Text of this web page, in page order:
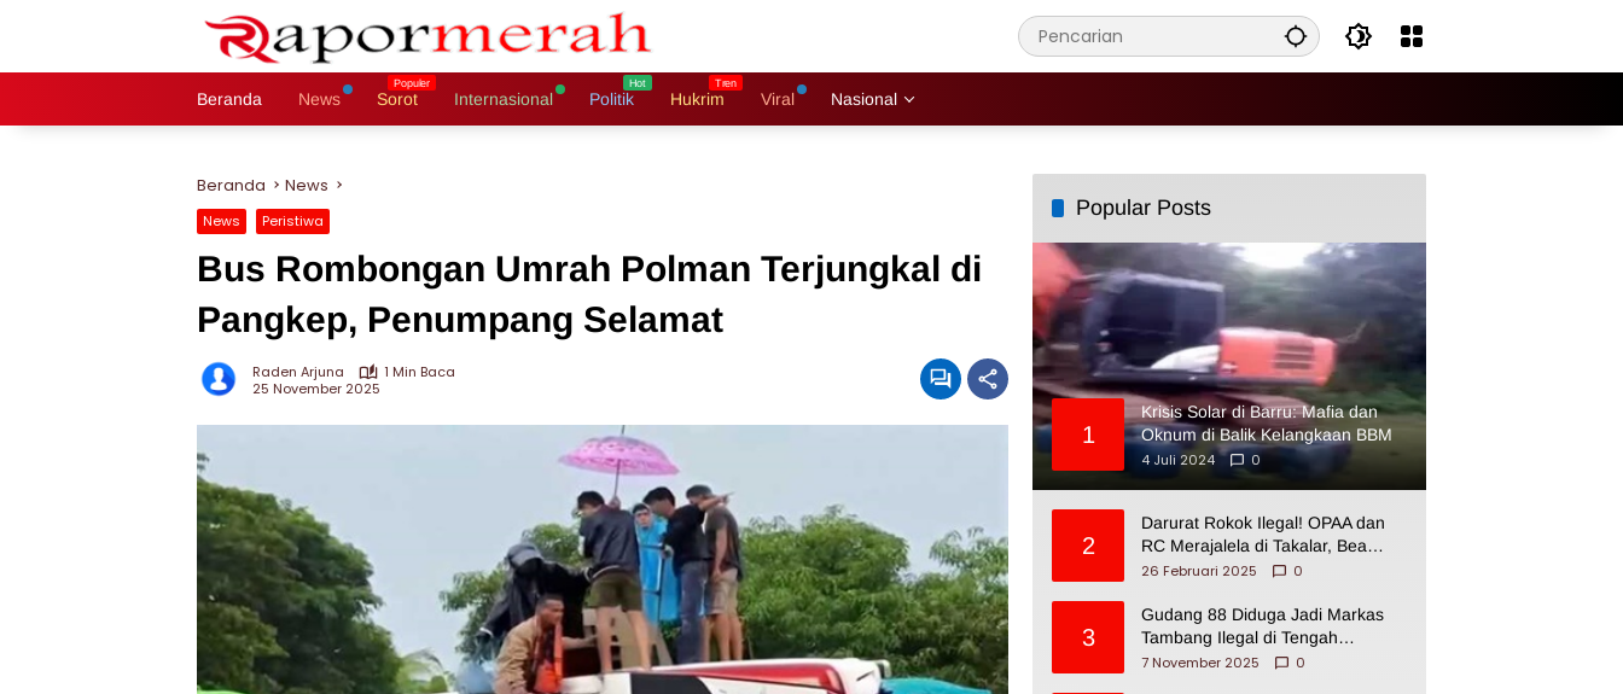
Beranda News Sorot Internasional Politik Hukrim Viral Nasional
Beranda News
News Peristiwa
Bus Rombongan Umrah Polman Terjungkal di
Pangkep, Penumpang Selamat
Raden Arjuna
1 Min Baca
25 November 2025
Popular Posts
1
Krisis Solar di Barru: Mafia dan
Oknum di Balik Kelangkaan BBM
4 Juli 2024
0
2
Darurat Rokok Ilegal! OPAA dan
RC Merajalela di Takalar, Bea
Cukai Impoten
26 Februari 2025 0
3
Gudang 88 Diduga Jadi Markas
Tambang Ilegal di Tengah
Permukiman Warga Makassar
7 November 2025 0